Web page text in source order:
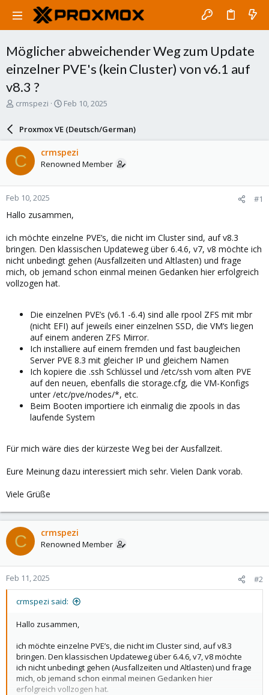
Möglicher abweichender Weg zum Update
einzelner PVE's (kein Cluster) von v6.1 auf
v8.3 ?
T
a
d
s
t
a
r
t
e
crmspezi
S
a
r
d
a
e
Feb 10, 2025
Proxmox VE (Deutsch/German)
C crmspezi
Renowned Member
Feb 10, 2025 #1
Hallo zusammen,
ich möchte einzelne PVE’s, die nicht im Cluster sind, auf v8.3
bringen. Den klassischen Updateweg über 6.4.6, v7, v8 möchte ich
nicht unbedingt gehen (Ausfallzeiten und Altlasten) und frage
mich, ob jemand schon einmal meinen Gedanken hier erfolgreich
vollzogen hat.
Die einzelnen PVE’s (v6.1 -6.4) sind alle rpool ZFS mit mbr
(nicht EFI) auf jeweils einer einzelnen SSD, die VM‘s liegen
auf einem anderen ZFS Mirror.
Ich installiere auf einem fremden und fast baugleichen
Server PVE 8.3 mit gleicher IP und gleichem Namen
Ich kopiere die .ssh Schlüssel und /etc/ssh vom alten PVE
auf den neuen, ebenfalls die storage.cfg, die VM-Konfigs
unter /etc/pve/nodes/*, etc.
Beim Booten importiere ich einmalig die zpools in das
laufende System
Für mich wäre dies der kürzeste Weg bei der Ausfallzeit.
Eure Meinung dazu interessiert mich sehr. Vielen Dank vorab.
Viele Grüße
C crmspezi
Renowned Member
Feb 11, 2025 #2
crmspezi said:
Hallo zusammen,
ich möchte einzelne PVE’s, die nicht im Cluster sind, auf v8.3
bringen. Den klassischen Updateweg über 6.4.6, v7, v8 möchte
ich nicht unbedingt gehen (Ausfallzeiten und Altlasten) und frage
mich, ob jemand schon einmal meinen Gedanken hier
erfolgreich vollzogen hat.